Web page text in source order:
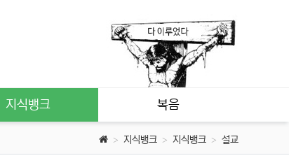
지식뱅크 복음
지식뱅크 지식뱅크 설교